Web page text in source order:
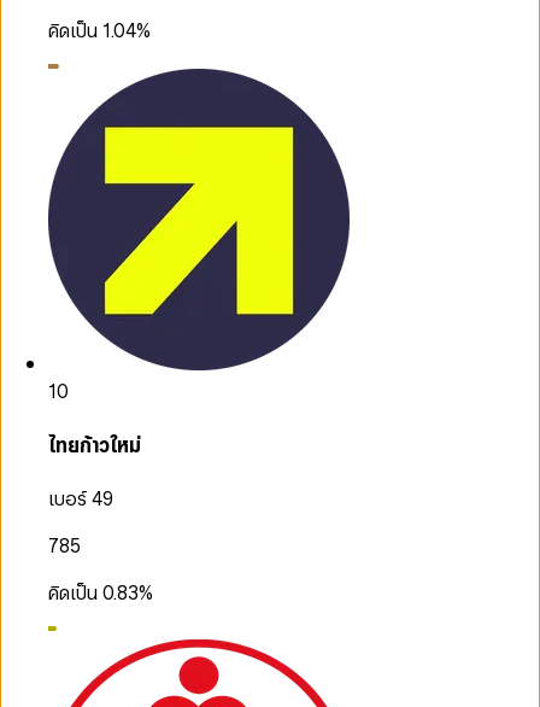
คิดเป็น 1.04%
10
ไทยก้าวใหม่
เบอร์ 49
785
คิดเป็น0.83%